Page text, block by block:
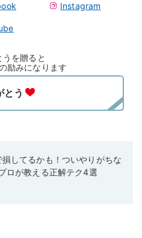
Instagram
うを贈ると
励みになります
損してるかも！ついやりがちな
ロが教える正解テク4選